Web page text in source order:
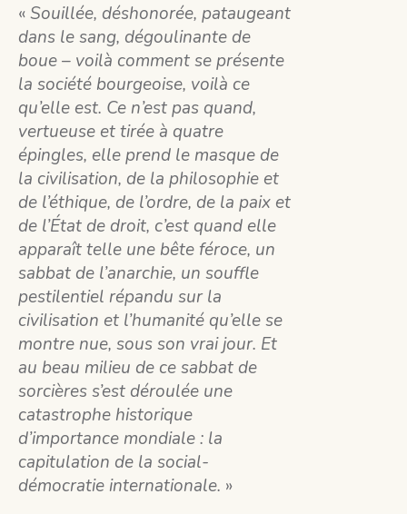
«Souillée, déshonorée, pataugeant
dans le sang, dégoulinante de
boue – voilà comment se présente
la société bourgeoise, voilà ce
qu’elle est. Ce n’est pas quand,
vertueuse et tirée à quatre
épingles, elle prend le masque de
la civilisation, de la philosophie et
de l’éthique, de l’ordre, de la paix et
de l’État de droit, c’est quand elle
apparaît telle une bête féroce, un
sabbat de l’anarchie, un souffle
pestilentiel répandu sur la
civilisation et l’humanité qu’elle se
montre nue, sous son vrai jour. Et
au beau milieu de ce sabbat de
sorcières s’est déroulée une
catastrophe historique
d’importance mondiale : la
capitulation de la social-
démocratie internationale. »